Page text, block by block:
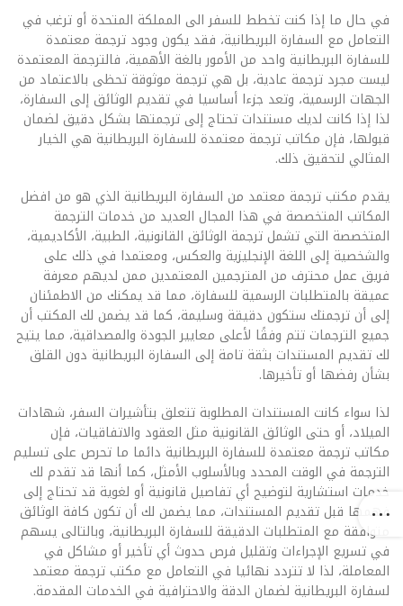
في حال ما إذا كنت تخطط للسفر الى المملكة المتحدة أو ترغب في
التعامل مع السفارة البريطانية، فقد يكون وجود ترجمة معتمدة
للسفارة البريطانية واحد من الأمور بالغة الأهمية، فالترجمة المعتمدة
ليست مجرد ترجمة عادية، بل هي ترجمة موثوقة تحظى بالاعتماد من
الجهات الرسمية، وتعد جزءا أساسيا في تقديم الوثائق إلى السفارة،
لذا إذا كانت لديك مستندات تحتاج إلى ترجمتها بشكل دقيق لضمان
قبولها، فإن مكاتب ترجمة معتمدة للسفارة البريطانية هي الخيار
المثالي لتحقيق ذلك.
يقدم مكتب ترجمة معتمد من السفارة البريطانية الذي هو من افضل
المكاتب المتخصصة في هذا المجال العديد من خدمات الترجمة
المتخصصة التي تشمل ترجمة الوثائق القانونية، الطبية، الأكاديمية،
والشخصية إلى اللغة الإنجليزية والعكس، ومعتمدا في ذلك على
فريق عمل محترف من المترجمين المعتمدين ممن لديهم معرفة
عميقة بالمتطلبات الرسمية للسفارة، مما قد يمكنك من الاطمئنان
إلى أن ترجمتك ستكون دقيقة وسليمة، كما قد يضمن لك المكتب أن
جميع الترجمات تتم وفقًا لأعلى معايير الجودة والمصداقية، مما يتيح
لك تقديم المستندات بثقة تامة إلى السفارة البريطانية دون القلق
بشأن رفضها أو تأخيرها.
لذا سواء كانت المستندات المطلوبة تتعلق بتأشيرات السفر، شهادات
الميلاد، أو حتى الوثائق القانونية مثل العقود والاتفاقيات، فإن
مكاتب ترجمة معتمدة للسفارة البريطانية دائما ما تحرص على تسليم
الترجمة في الوقت المحدد وبالأسلوب الأمثل، كما أنها قد تقدم لك
خدمات استشارية لتوضيح أي تفاصيل قانونية أو لغوية قد تحتاج إلى
فهمها قبل تقديم المستندات، مما يضمن لك أن تكون كافة الوثائق
متوافقة مع المتطلبات الدقيقة للسفارة البريطانية، وبالتالى يسهم
في تسريع الإجراءات وتقليل فرص حدوث أي تأخير أو مشاكل في
المعاملة، لذا لا تتردد نهائيا في التعامل مع مكتب ترجمة معتمد
لسفارة البريطانية لضمان الدقة والاحترافية في الخدمات المقدمة.